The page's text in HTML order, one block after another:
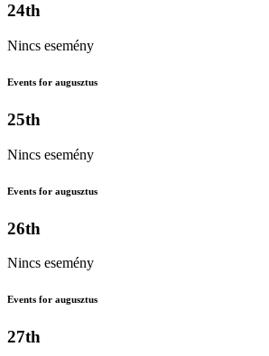
24th
Nincs esemény
Events for augusztus
25th
Nincs esemény
Events for augusztus
26th
Nincs esemény
Events for augusztus
27th